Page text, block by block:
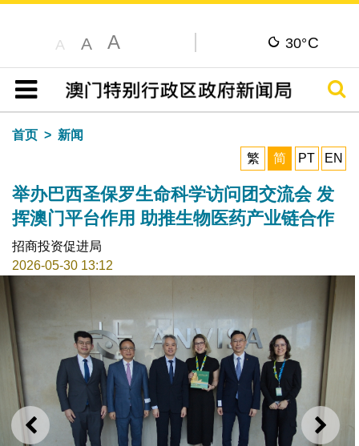
A A A 30°C
目录
搜寻
首页
新闻
繁
简 PT EN
举办巴西圣保罗生命科学访问团交流会 发
挥澳门平台作用 助推生物医药产业链合作
招商投资促进局
2026-05-30 13:12
上一则 下一